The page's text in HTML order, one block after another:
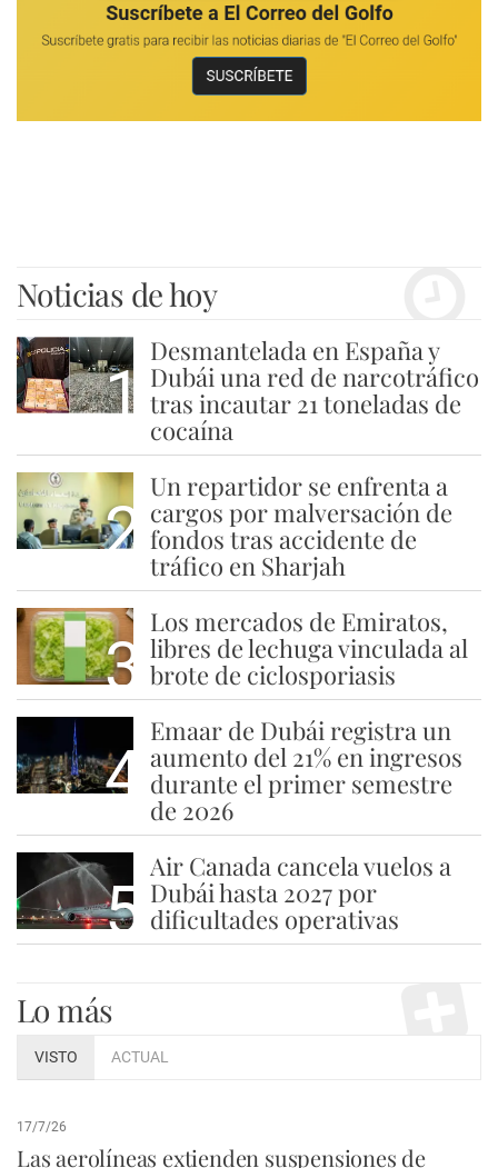
Noticias de hoy
1
Desmantelada en España y
Dubái una red de narcotráfico
tras incautar 21 toneladas de
cocaína
2
Un repartidor se enfrenta a
cargos por malversación de
fondos tras accidente de
tráfico en Sharjah
3
Los mercados de Emiratos,
libres de lechuga vinculada al
brote de ciclosporiasis
4
Emaar de Dubái registra un
aumento del 21% en ingresos
durante el primer semestre
de 2026
5
Air Canada cancela vuelos a
Dubái hasta 2027 por
dificultades operativas
Lo más
VISTO ACTUAL
17/7/26
Las aerolíneas extienden suspensiones de